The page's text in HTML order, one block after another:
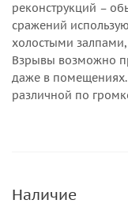
реконструкций –
сражений
холостыми
Взрывы возможно
даже в
различной по
Наличие